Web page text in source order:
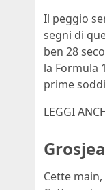
Il peggio
segni di
ben 28
la Formula
prime
LEGGI
Cette